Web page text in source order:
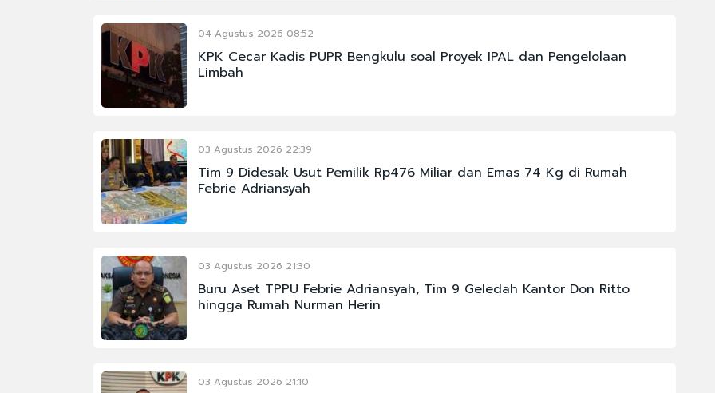
04 Agustus 2026 08:52
KPK Cecar Kadis PUPR Bengkulu soal Proyek IPAL dan Pengelolaan
Limbah
03 Agustus 2026 22:39
Tim 9 Didesak Usut Pemilik Rp476 Miliar dan Emas 74 Kg di Rumah
Febrie Adriansyah
03 Agustus 2026 21:30
Buru Aset TPPU Febrie Adriansyah, Tim 9 Geledah Kantor Don Ritto
hingga Rumah Nurman Herin
03 Agustus 2026 21:10